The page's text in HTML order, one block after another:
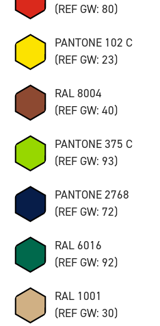
(REF GW: 80)
PANTONE 102 C
(REF GW: 23)
RAL 8004
(REF GW: 40)
PANTONE 375 C
(REF GW: 93)
PANTONE 2768
(REF GW: 72)
RAL 6016
(REF GW: 92)
RAL 1001
(REF GW: 30)